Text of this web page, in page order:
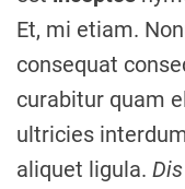
Et, mi etiam.
consequat
curabitur quam
ultricies
aliquet ligula. Dis